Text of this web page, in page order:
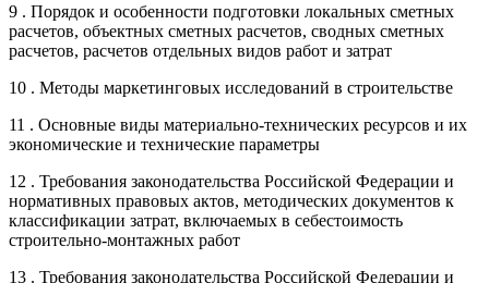
9 . Порядок и особенности подготовки локальных сметных
расчетов, объектных сметных расчетов, сводных сметных
расчетов, расчетов отдельных видов работ и затрат
10 . Методы маркетинговых исследований в строительстве
11 . Основные виды материально-технических ресурсов и их
экономические и технические параметры
12 . Требования законодательства Российской Федерации и
нормативных правовых актов, методических документов к
классификации затрат, включаемых в себестоимость
строительно-монтажных работ
13 . Требования законодательства Российской Федерации и